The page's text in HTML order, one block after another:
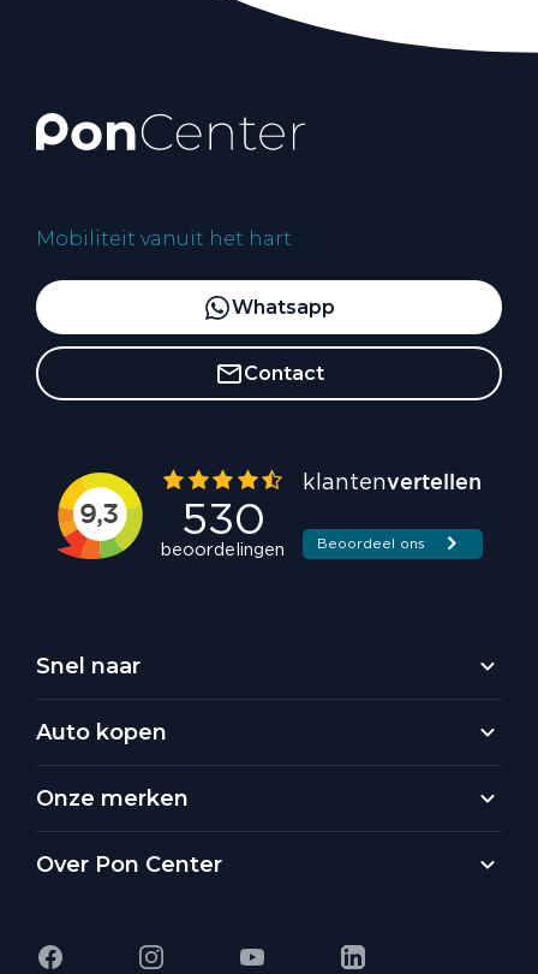
Mobiliteit vanuit het hart
Whatsapp
Contact
Snel naar
Auto kopen
Onze merken
Over Pon Center